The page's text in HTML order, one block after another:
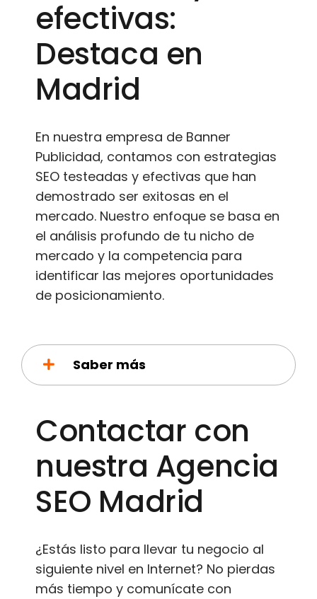
efectivas:
Destaca en
Madrid
En nuestra empresa de Banner
Publicidad, contamos con estrategias
SEO testeadas y efectivas que han
demostrado ser exitosas en el
mercado. Nuestro enfoque se basa en
el análisis profundo de tu nicho de
mercado y la competencia para
identificar las mejores oportunidades
de posicionamiento.
Saber más
Contactar con
nuestra Agencia
SEO Madrid
¿Estás listo para llevar tu negocio al
siguiente nivel en Internet? No pierdas
más tiempo y comunícate con